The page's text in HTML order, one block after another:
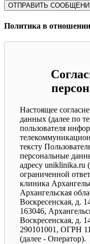
Политика в
Настоящее
данных (далее по
пользователя
тексту
персональные
адресу uniklinika.ru
ограниченной
клиника
Архангельская
Воскресенская, д.
163046,
Воскресенская, д.
290101001, ОГРН
(далее - Оператор).